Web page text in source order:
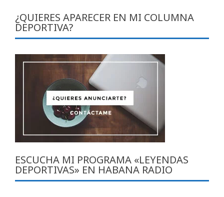
¿QUIERES APARECER EN MI COLUMNA
DEPORTIVA?
ESCUCHA MI PROGRAMA «LEYENDAS
DEPORTIVAS» EN HABANA RADIO